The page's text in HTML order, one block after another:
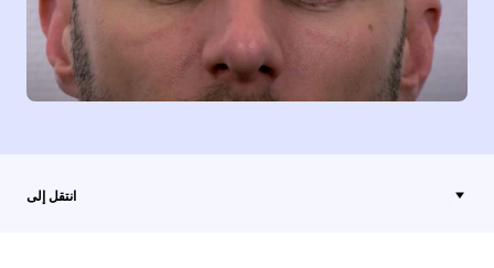
انتقل إلى